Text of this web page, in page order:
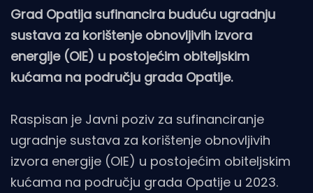
Grad Opatija sufinancira buduću ugradnju
sustava za korištenje obnovljivih izvora
energije (OIE) u postojećim obiteljskim
kućama na području grada Opatije.
Raspisan je Javni poziv za sufinanciranje
ugradnje sustava za korištenje obnovljivih
izvora energije (OIE) u postojećim obiteljskim
kućama na području grada Opatije u 2023.